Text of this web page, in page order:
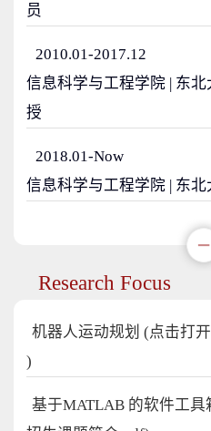
员
2010.01-2017.12
信息科学与工程学院 | 东
授
2018.01-Now
信息科学与工程学院 | 东北
Research Focus
机器人运动规划 (点击打
)
基于MATLAB 的软件工